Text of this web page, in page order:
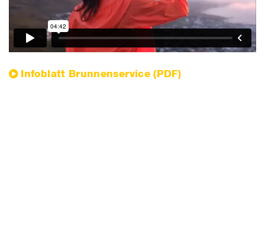
Infoblatt Brunnenservice (PDF)